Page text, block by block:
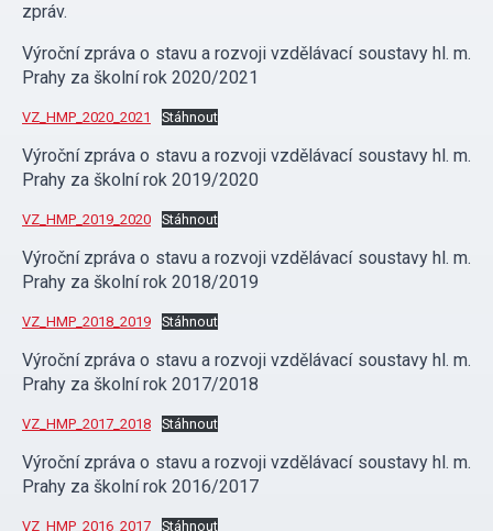
zpráv.
Výroční zpráva o stavu a rozvoji vzdělávací soustavy hl. m.
Prahy za školní rok 2020/2021
VZ_HMP_2020_2021 Stáhnout
Výroční zpráva o stavu a rozvoji vzdělávací soustavy hl. m.
Prahy za školní rok 2019/2020
VZ_HMP_2019_2020 Stáhnout
Výroční zpráva o stavu a rozvoji vzdělávací soustavy hl. m.
Prahy za školní rok 2018/2019
VZ_HMP_2018_2019 Stáhnout
Výroční zpráva o stavu a rozvoji vzdělávací soustavy hl. m.
Prahy za školní rok 2017/2018
VZ_HMP_2017_2018 Stáhnout
Výroční zpráva o stavu a rozvoji vzdělávací soustavy hl. m.
Prahy za školní rok 2016/2017
VZ_HMP_2016_2017 Stáhnout